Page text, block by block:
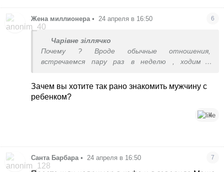
Жена миллионера • 24 апреля в 16:50 6
Чарівне зіллячко
Почему ? Вроде обычные отношения,
встречаемся пару раз в неделю , ходим в
Зачем вы хотите так рано знакомить мужчину с
ребенком?
4
Санта Барбара • 24 апреля в 16:50 7